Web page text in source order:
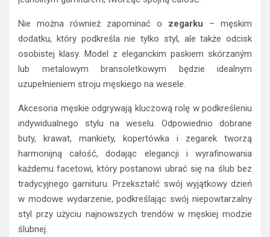
Nie można również zapominać o zegarku – męskim
dodatku, który podkreśla nie tylko styl, ale także odcisk
osobistej klasy. Model z eleganckim paskiem skórzaným
lub metalowym bransoletkowym będzie idealnym
uzupełnieniem stroju męskiego na wesele.
Akcesoria męskie odgrywają kluczową rolę w podkreśleniu
indywidualnego stylu na weselu. Odpowiednio dobrane
buty, krawat, mankiety, kopertówka i zegarek tworzą
harmonijną całość, dodając elegancji i wyrafinowania
każdemu facetowi, który postanowi ubrać się na ślub bez
tradycyjnego garnituru. Przekształć swój wyjątkowy dzień
w modowe wydarzenie, podkreślając swój niepowtarzalny
styl przy użyciu najnowszych trendów w męskiej modzie
ślubnej.